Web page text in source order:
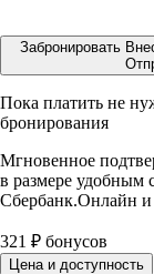
Забронировать
Пока платить не
бронирования
Мгновенное
в размере удобным
Сбербанк.Онлайн и
321 ₽ бонусов
Цена и доступность